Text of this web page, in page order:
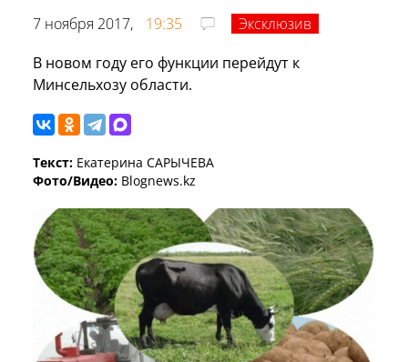
7 ноября 2017, 19:35
Эксклюзив
В новом году его функции перейдут к
Минсельхозу области.
Текст: Екатерина САРЫЧЕВА
Фото/Видео: Blognews.kz